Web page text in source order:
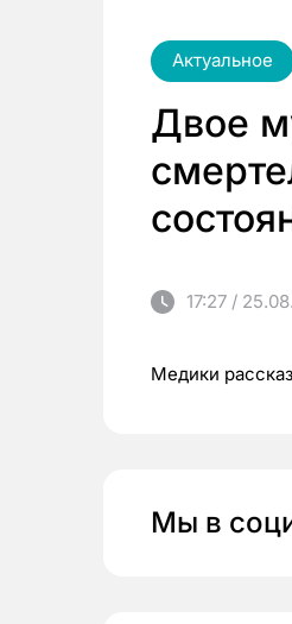
Актуальное
Двое
17:27 /
Медики
Мы в